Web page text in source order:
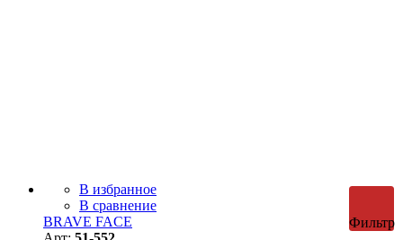
В избранное
В сравнение
BRAVE FACE
Фильтр